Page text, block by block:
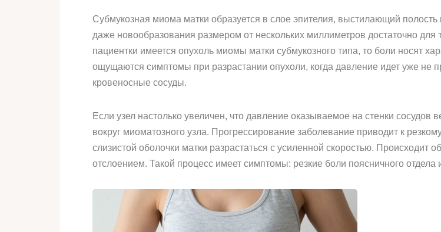
Субмукозная миома матки образуется в слое эпителия, выстилающий
даже новообразования размером от нескольких миллиметров достаточно
пациентки имеется опухоль миомы матки субмукозного типа, то боли носят
ощущаются симптомы при разрастании опухоли, когда давление идет уже не
кровеносные сосуды.
Если узел настолько увеличен, что давление оказываемое на стенки сосудов
вокруг миоматозного узла. Прогрессирование заболевание приводит к
слизистой оболочки матки разрастаться с усиленной скоростью.
отслоением. Такой процесс имеет симптомы: резкие боли поясничного